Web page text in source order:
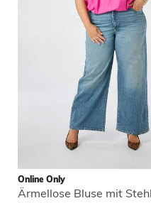
Online Only
Ärmellose Bluse mit